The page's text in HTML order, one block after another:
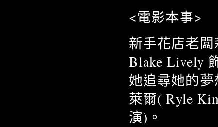
<電影本事>
新手花店老
Blake Lively
她追尋她的
萊爾( Ryle
演)。